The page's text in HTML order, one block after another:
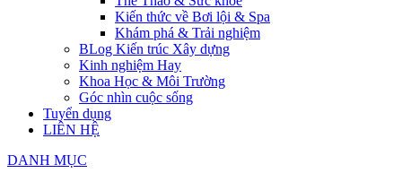
Kiến thức về Bơi lội & Spa
Khám phá & Trải nghiệm
BLog Kiến trúc Xây dựng
Kinh nghiệm Hay
Khoa Học & Môi Trường
Góc nhìn cuộc sống
Tuyển dụng
LIÊN HỆ
DANH MỤC